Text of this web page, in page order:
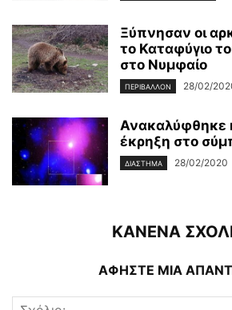
Ξύπνησαν οι
το Καταφύγιο
στο Νυμφαίο
ΠΕΡΙΒΆΛΛΟΝ 28/02/
Ανακαλύφθηκε
έκρηξη στο
ΔΙΆΣΤΗΜΑ 28/02/2020
ΚΑΝΕΝΑ
ΑΦΗΣΤΕ ΜΙΑ